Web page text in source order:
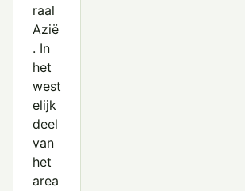
raal
Azië
. In
het
west
elijk
deel
van
het
area